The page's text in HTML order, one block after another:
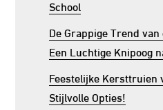
School
De Grappige Trend
Een Luchtige Knipoog
Feestelijke Kersttruien
Stijlvolle Opties!